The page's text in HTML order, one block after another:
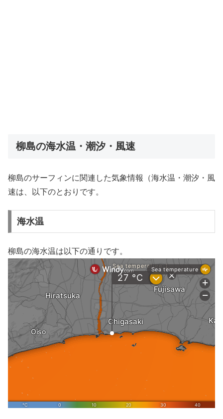
柳島の海水温・潮汐・風速
柳島のサーフィンに関連した気象情報（海水温・潮汐・風
速は、以下のとおりです。
海水温
柳島の海水温は以下の通りです。